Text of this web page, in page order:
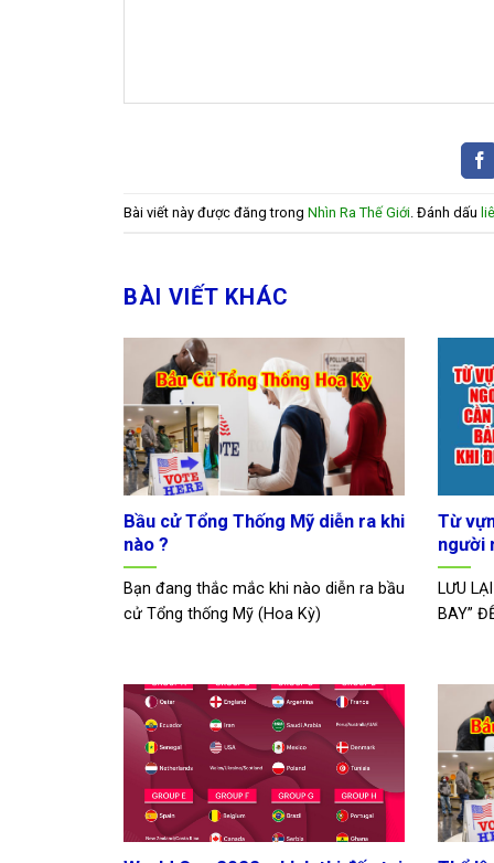
Bài viết này được đăng trong Nhìn Ra Thế Giới . Đánh dấu
BÀI VIẾT KHÁC
Bầu cử Tổng Thống Mỹ diễn ra khi
nào ?
Bạn đang thắc mắc khi nào diễn ra bầu
cử Tổng thống Mỹ (Hoa Kỳ)
Từ
người
LƯU
BAY”